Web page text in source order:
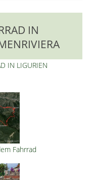
IN
IN LIGURIEN
Fahrrad